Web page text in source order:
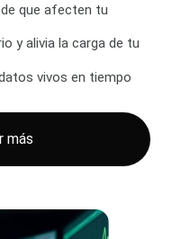
que afecten tu
y alivia la carga de tu
vivos en tiempo
más